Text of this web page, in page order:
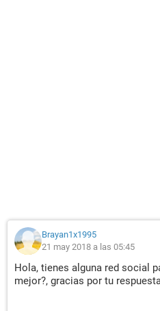
Brayan1x1995
21 may 2018 a las 05:45
Hola, tienes alguna red social
mejor?, gracias por tu